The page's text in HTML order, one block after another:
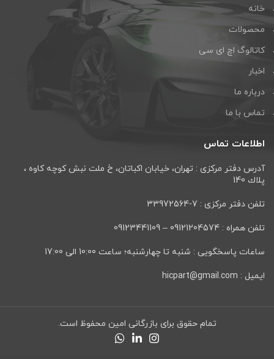
خانه
محصولات
کاتالوگ اچ ای سی
اخبار
درباره ما
تماس با ما
اطلاعات تماس
آدرس دفتر مرکزی : تهران، خيابان اكباتان، خ ملت نبش كوچه كاوه ،
پلاك 140
تلفن دفتر مرکزی : 7-33972564
تلفن همراه : 09121204574 – 09123441109
ساعات پاسخگویی : شنبه تا چهارشنبه؛ ساعت 10:00 الی 17:00
ایمیل : hicpart@gmail.com
تمام حقوق برای بازرگانی امین محفوظ است.